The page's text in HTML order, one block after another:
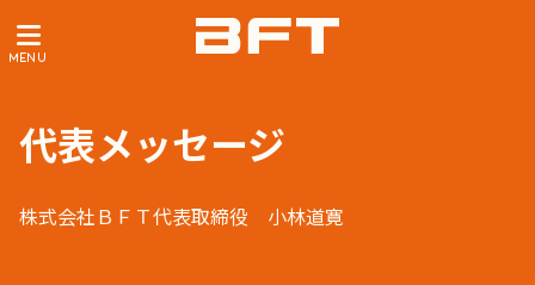
代表メッセージ
株式会社ＢＦＴ代表取締役 小林道寛